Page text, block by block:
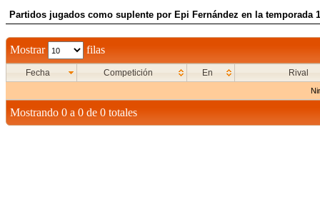
Partidos jugados como suplente por Epi Fernández en la temporada
Mostrar filas
Fecha Competición En Rival
Mostrando 0 a 0 de 0 totales